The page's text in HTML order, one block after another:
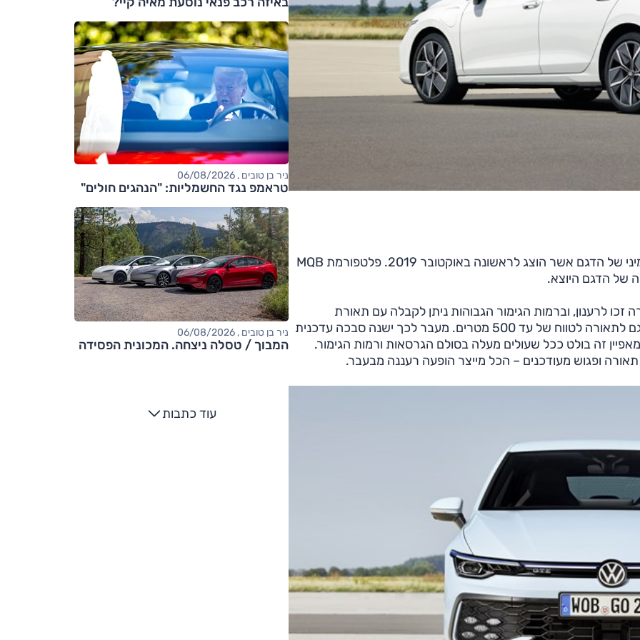
כאמור, גולף החדשה היא למעשה מתיחת פנים לדור השמיני של הדגם אשר הוצג לראשונה באוקטובר 2019. פלטפורמת MQB
זכו לרענון, וברמות הגימור הגבוהות ניתן לקבלה עם תאורת
לד-מטריקס מתקדמת שמוסיפה להופעה אך חשוב מכך גם לתאורה לטווח של עד 500 מטרים. מעבר לכך ישנה סבכה עדכנית
זה בולט ככל שעולים מעלה בסולם הגרסאות ורמות הגימור.
ופגוש מעודכנים – הכל מייצר הופעה רעננה מבעבר.
ניר בן טובים , 06/08/2026
טראמפ נגד החשמליות: "הנהגים חולים"
ניר בן טובים , 06/08/2026
המבוך / טסלה ניצחה. המכונית הפסידה
עוד כתבות